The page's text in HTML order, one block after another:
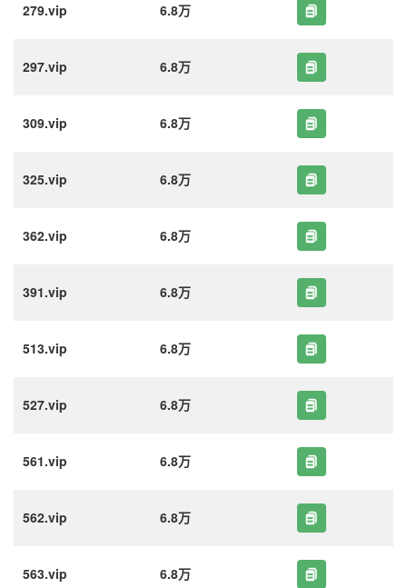
279.vip 6.8万
297.vip 6.8万
309.vip 6.8万
325.vip 6.8万
362.vip 6.8万
391.vip 6.8万
513.vip 6.8万
527.vip 6.8万
561.vip 6.8万
562.vip 6.8万
563.vip 6.8万